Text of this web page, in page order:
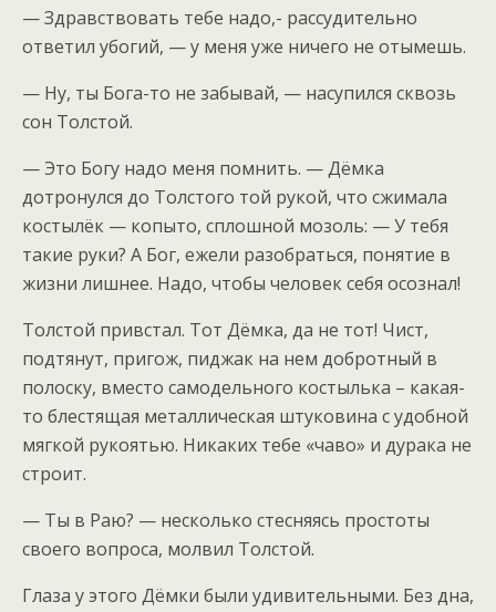
— Здравствовать тебе надо,- рассудительно
ответил убогий, — у меня уже ничего не отымешь.
— Ну, ты Бога-то не забывай, — насупился сквозь
сон Толстой.
— Это Богу надо меня помнить. — Дёмка
дотронулся до Толстого той рукой, что сжимала
костылёк — копыто, сплошной мозоль: — У тебя
такие руки? А Бог, ежели разобраться, понятие в
жизни лишнее. Надо, чтобы человек себя осознал!
Толстой привстал. Тот Дёмка, да не тот! Чист,
подтянут, пригож, пиджак на нем добротный в
полоску, вместо самодельного костылька – какая-
то блестящая металлическая штуковина с удобной
мягкой рукоятью. Никаких тебе «чаво» и дурака не
строит.
— Ты в Раю? — несколько стесняясь простоты
своего вопроса, молвил Толстой.
Глаза у этого Дёмки были удивительными. Без дна,